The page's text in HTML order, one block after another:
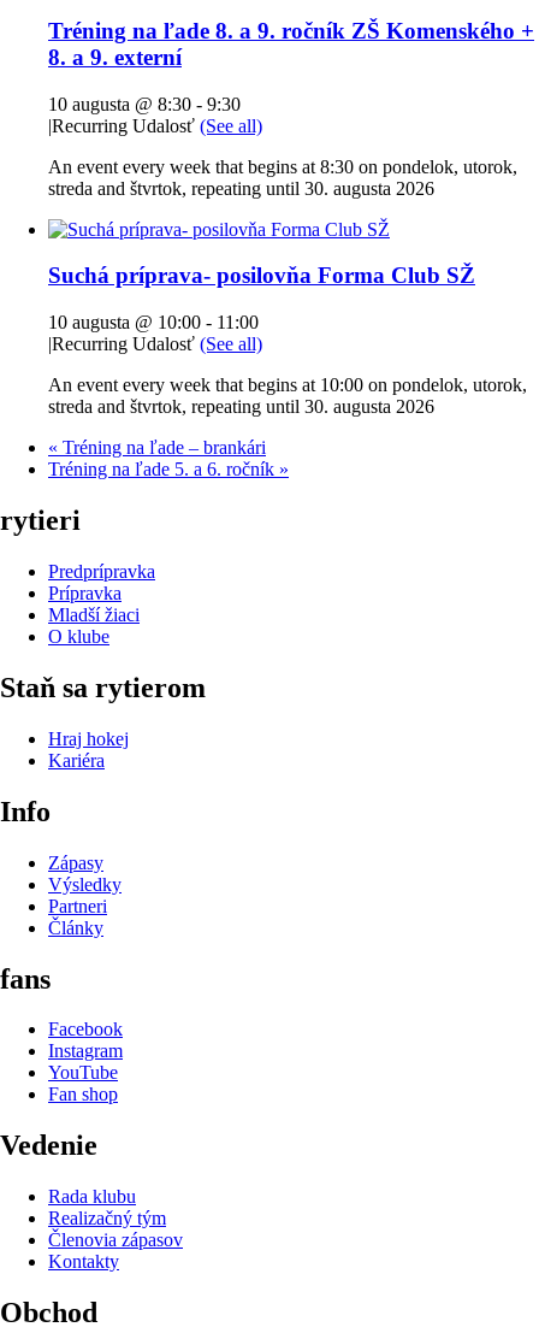
Tréning na ľade 8. a 9. ročník ZŠ Komenského +
8. a 9. externí
10 augusta @ 8:30 - 9:30
|Recurring Udalosť (See all)
An event every week that begins at 8:30 on pondelok, utorok,
streda and štvrtok, repeating until 30. augusta 2026
Suchá príprava- posilovňa Forma Club SŽ
10 augusta @ 10:00 - 11:00
|Recurring Udalosť (See all)
An event every week that begins at 10:00 on pondelok, utorok,
streda and štvrtok, repeating until 30. augusta 2026
« Tréning na ľade – brankári
Tréning na ľade 5. a 6. ročník »
rytieri
Predprípravka
Prípravka
Mladší žiaci
O klube
Staň sa rytierom
Hraj hokej
Kariéra
Info
Zápasy
Výsledky
Partneri
Články
fans
Facebook
Instagram
YouTube
Fan shop
Vedenie
Rada klubu
Realizačný tým
Členovia zápasov
Kontakty
Obchod